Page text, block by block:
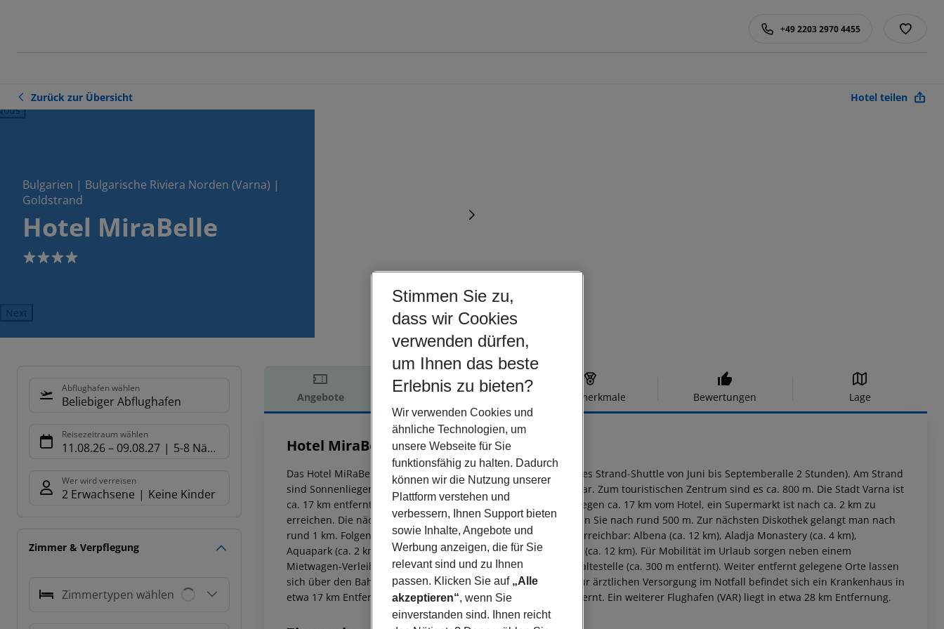
+49 2203 2970 4455
Zurück zur Übersicht Hotel teilen
Bulgarien | Bulgarische Riviera Norden (Varna) |
Goldstrand
Hotel MiraBelle
4
Next
Abflughafen wählen
Beliebiger Abflughafen
Reisezeitraum wählen
11.08.26– 09.08.27 5-8 Nächte
Wer wird verreisen
2 Erwachsene Keine Kinder
Zimmer & Verpflegung
Zimmertypen wählen
Angebote Hotelmerkmale Bewertungen Lage
Hotelbeschreibung
Hotel MiraBelle
4
Das Hotel MiRaBelle liegt ca. 300 m vom Sandstrand (kostenloses Strand-Shuttle von Juni bis Septemberalle 2 Stunden). Am Strand
sind Sonnenliegen und Sonnenschirme gegen Gebühr verfügbar. Zum touristischen Zentrum sind es ca. 800 m. Die Stadt Varna ist
ca. 17 km entfernt (Balchik ca. 22 km). Einkaufsmöglichkeiten liegen ca. 17 km vom Hotel, ein Supermarkt ist nach ca. 2 km zu
erreichen. Die nächstgelegenen Bars und Restaurants erreichen Sie nach rund 500 m. Zur nächsten Diskothek gelangt man nach
rund 1 km. Folgende Sehenswürdigkeiten sind vom Hotel aus erreichbar: Albena (ca. 12 km), Aladja Monastery (ca. 4 km),
Aquapark (ca. 2 km), Nature park (ca. 17 km) und cape Kaliakra (ca. 12 km). Für Mobilität im Urlaub sorgen neben einem
Mietwagen-Verleih auch ein Taxistand (ca. 5 m) und eine Bushaltestelle (ca. 300 m entfernt). Weiter entfernt gelegene Orte lassen
sich über den Bahnhof in rund 20 km Entfernung erreichen. Zur ärztlichen Versorgung im Notfall befindet sich ein Krankenhaus in
etwa 17 km Entfernung. Der Flughafen (BOJ) ist ca. 127 km entfernt. Ein weiterer Flughafen (VAR) liegt in etwa 28 km Entfernung.
Stimmen Sie zu,
dass wir Cookies
verwenden dürfen,
um Ihnen das beste
Erlebnis zu bieten?
Wir verwenden Cookies und
ähnliche Technologien, um
unsere Webseite für Sie
funktionsfähig zu halten. Dadurch
können wir die Nutzung unserer
Plattform verstehen und
verbessern, Ihnen Support bieten
sowie Inhalte, Angebote und
Werbung anzeigen, die für Sie
relevant sind und zu Ihnen
passen. Klicken Sie auf „Alle
akzeptieren“, wenn Sie
einverstanden sind. Ihnen reicht